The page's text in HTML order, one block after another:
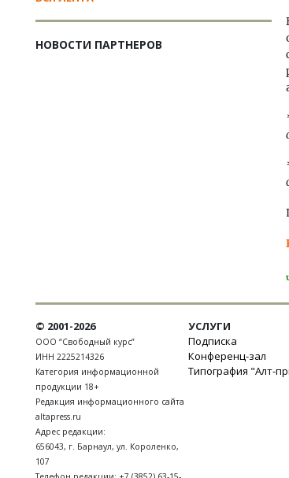
НОВОСТИ ПАРТНЕРОВ
© 2001-2026
ООО “Свободный курс”
ИНН 2225214326
Категория информационной
продукции 18+
Редакция информационного сайта
altapress.ru
Адрес редакции:
656043, г. Барнаул, ул. Короленко,
107
УСЛУГИ
Подписка
Конференц-зал
Типография "Алт-